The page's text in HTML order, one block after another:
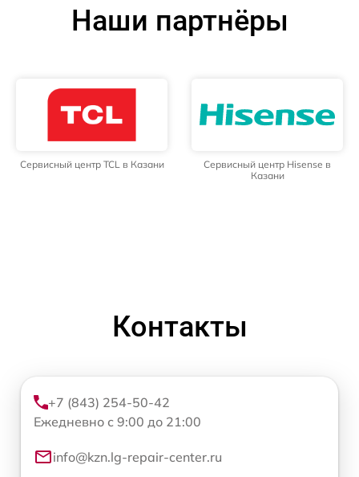
Наши партнёры
Сервисный центр TCL в Казани
Сервисный центр Hisense в
Казани
Контакты
+7 (843) 254-50-42
Ежедневно с 9:00 до 21:00
info@kzn.lg-repair-center.ru